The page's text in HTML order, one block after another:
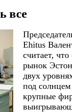
все
Ehitus
считает,
рынок
двух
под
крупные